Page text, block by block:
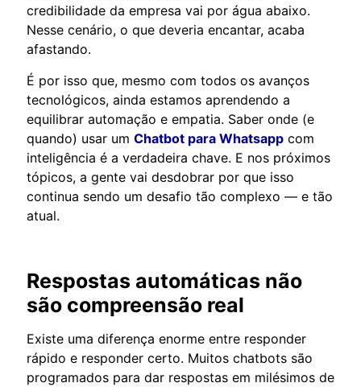
credibilidade da empresa vai por água abaixo.
Nesse cenário, o que deveria encantar, acaba
afastando.
É por isso que, mesmo com todos os avanços
tecnológicos, ainda estamos aprendendo a
equilibrar automação e empatia. Saber onde (e
quando) usar um Chatbot para Whatsapp com
inteligência é a verdadeira chave. E nos próximos
tópicos, a gente vai desdobrar por que isso
continua sendo um desafio tão complexo — e tão
atual.
Respostas automáticas não
são compreensão real
Existe uma diferença enorme entre responder
rápido e responder certo. Muitos chatbots são
programados para dar respostas em milésimos de